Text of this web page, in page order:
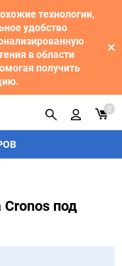
технологии,
удобство
в области
получить
0
Cronos под